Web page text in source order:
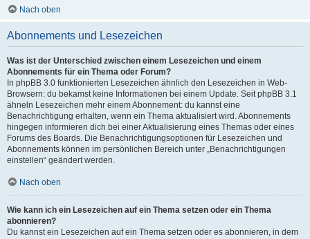
Nach oben
Abonnements und Lesezeichen
Was ist der Unterschied zwischen einem Lesezeichen und einem
Abonnements für ein Thema oder Forum?
In phpBB 3.0 funktionierten Lesezeichen ähnlich den Lesezeichen in Web-
Browsern: du bekamst keine Informationen bei einem Update. Seit phpBB 3.1
ähneln Lesezeichen mehr einem Abonnement: du kannst eine
Benachrichtigung erhalten, wenn ein Thema aktualisiert wird. Abonnements
hingegen informieren dich bei einer Aktualisierung eines Themas oder eines
Forums des Boards. Die Benachrichtigungsoptionen für Lesezeichen und
Abonnements können im persönlichen Bereich unter „Benachrichtigungen
einstellen“ geändert werden.
Nach oben
Wie kann ich ein Lesezeichen auf ein Thema setzen oder ein Thema
abonnieren?
Du kannst ein Lesezeichen auf ein Thema setzen oder es abonnieren, in dem